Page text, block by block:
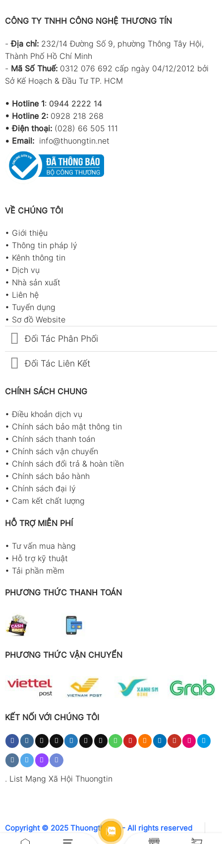
CÔNG TY TNHH CÔNG NGHỆ THƯƠNG TÍN
-Địa chỉ: 232/14 Đường Số 9, phường Thông Tây Hội,
Thành Phố Hồ Chí Minh
- Mã Số Thuế: 0312 076 692 cấp ngày 04/12/2012 bởi
Sở Kế Hoạch & Đầu Tư TP. HCM
• Hotline 1: 0944 2222 14
• Hotline 2: 0928 218 268
• Điện thoại: (028) 66 505 111
• Email: info@thuongtin.net
VỀ CHÚNG TÔI
• Giới thiệu
• Thông tin pháp lý
• Kênh thông tin
• Dịch vụ
• Nhà sản xuất
• Liên hệ
• Tuyển dụng
• Sơ đồ Website
Đối Tác Phân Phối
Đối Tác Liên Kết
CHÍNH SÁCH CHUNG
•Điều khoản dịch vụ
• Chính sách bảo mật thông tin
• Chính sách thanh toán
• Chính sách vận chuyển
• Chính sách đổi trả & hoàn tiền
• Chính sách bảo hành
• Chính sách đại lý
• Cam kết chất lượng
HỖ TRỢ MIỄN PHÍ
• Tư vấn mua hàng
• Hỗ trợ kỹ thuật
• Tải phần mềm
PHƯƠNG THỨC THANH TOÁN
PHƯƠNG THỨC VẬN CHUYỂN
KẾT NỐI VỚI CHÚNG TÔI
. List Mạng Xã Hội Thuongtin
Copyright © 2025 Thuongtin.net - All rights reserved